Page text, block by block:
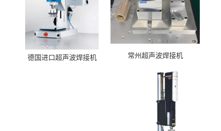
德国进口超声波焊接机 常州超声波焊接机